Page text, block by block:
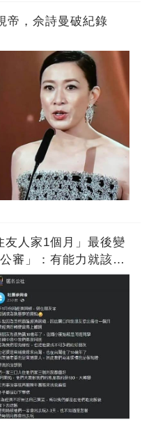
帝，佘詩曼破紀錄
友人家1個月」最後變
審」：有能力就該大